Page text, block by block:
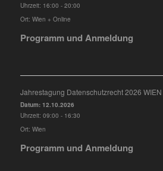
Uhrzeit: 16:00 - 20:00
Ort: Wien + Online
Programm und Anmeldung
Jahrestagung Datenschutzrecht 2026 WIEN
Datum: 12.10.2026
Uhrzeit: 09:00 - 16:30
Ort: Wien
Programm und Anmeldung